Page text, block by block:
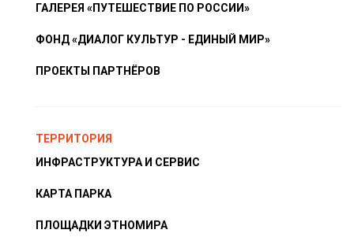
ГАЛЕРЕЯ «ПУТЕШЕСТВИЕ ПО РОССИИ»
ФОНД «ДИАЛОГ КУЛЬТУР - ЕДИНЫЙ МИР»
ПРОЕКТЫ ПАРТНЁРОВ
ТЕРРИТОРИЯ
ИНФРАСТРУКТУРА И СЕРВИС
КАРТА ПАРКА
ПЛОЩАДКИ ЭТНОМИРА